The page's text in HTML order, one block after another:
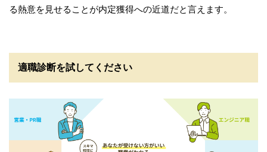
る熱意を見せることが内定獲得への近道だと言えます。
適職診断を試してください